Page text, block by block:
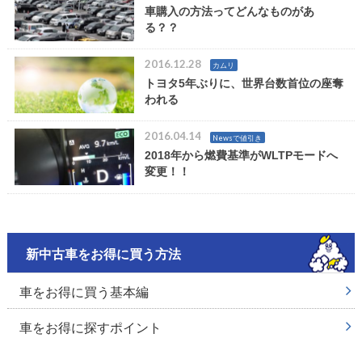
車購入の方法ってどんなものがあ
る？？
2016.12.28 カムリ
トヨタ5年ぶりに、世界台数首位の座奪
われる
2016.04.14 Newsで値引き
2018年から燃費基準がWLTPモードへ
変更！！
新中古車をお得に買う方法
車をお得に買う基本編
車をお得に探すポイント